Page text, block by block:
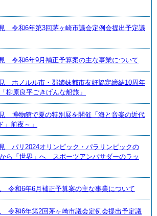
令和6年第3回茅ヶ崎市議会定例会提出予定議
令和6年9月補正予算案の主な事業について
ホノルル市・郡姉妹都市友好協定締結10周年
柳原良平ごきげんな船旅」
博物館で夏の特別展を開催「海と音楽の近代
」前夜～」
パリ2024オリンピック・パラリンピックの
ら「世界」へ スポーツアンバサダーのラッ
令和6年6月補正予算案の主な事業について
令和6年第2回茅ヶ崎市議会定例会提出予定議